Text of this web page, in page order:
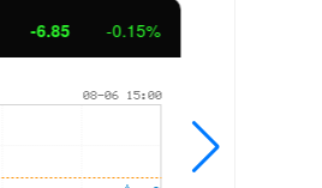
3.42 0.30%